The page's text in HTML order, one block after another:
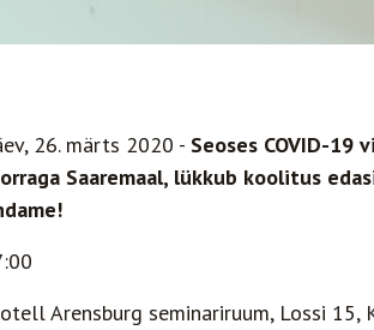
26. märts 2020 - Seoses COVID-19
Saaremaal, lükkub koolitus
Arensburg seminariruum, Lossi 15,